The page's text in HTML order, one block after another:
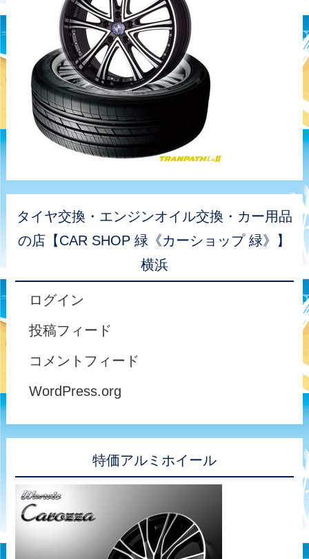
タイヤ交換・エンジンオイル交換・カー用品
の店【CAR SHOP 緑《カーショップ 緑》】
横浜
ログイン
投稿フィード
コメントフィード
WordPress.org
特価アルミホイール